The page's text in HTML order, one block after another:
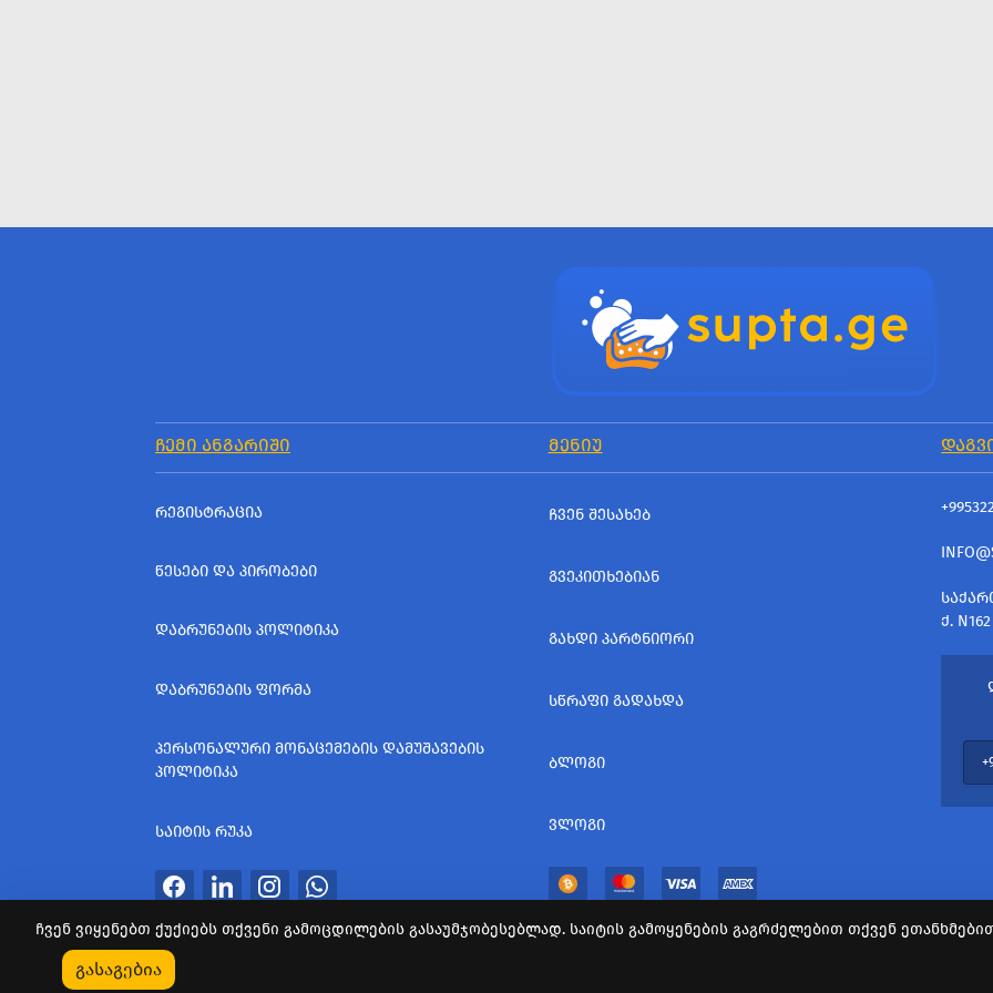
ᲩᲔᲛᲘ ᲐᲜᲒᲐᲠᲘᲨᲘ ᲛᲔᲜᲘᲣ
ᲠᲔᲒᲘᲡᲢᲠᲐᲪᲘᲐ
ᲬᲔᲡᲔᲑᲘ ᲓᲐ ᲞᲘᲠᲝᲑᲔᲑᲘ
ᲓᲐᲑᲠᲣᲜᲔᲑᲘᲡ ᲞᲝᲚᲘᲢᲘᲙᲐ
ᲓᲐᲑᲠᲣᲜᲔᲑᲘᲡ ᲤᲝᲠᲛᲐ
ᲞᲔᲠᲡᲝᲜᲐᲚᲣᲠᲘ ᲛᲝᲜᲐᲪᲔᲛᲔᲑᲘᲡ ᲓᲐᲛᲣᲨᲐᲕᲔᲑᲘᲡ
ᲞᲝᲚᲘᲢᲘᲙᲐ
ᲡᲐᲘᲢᲘᲡ ᲠᲣᲙᲐ
ᲩᲕᲔᲜ ᲨᲔᲡᲐᲮᲔᲑ
ᲒᲕᲔᲙᲘᲗᲮᲔᲑᲘᲐᲜ
ᲒᲐᲮᲓᲘ ᲞᲐᲠᲢᲜᲘᲝᲠᲘ
ᲡᲬᲠᲐᲤᲘ ᲒᲐᲓᲐᲮᲓᲐ
ᲑᲚᲝᲒᲘ
ᲕᲚᲝᲒᲘ
Ქ. N162
ყველა უფლება დაცულია
ჩვენ ვიყენებთ ქუქიებს თქვენი გამოცდილების გასაუმჯობესებლად. საიტის გამოყენების გაგრძელებით თქვენ
გასაგებია